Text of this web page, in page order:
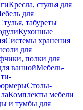
Кресла, стулья для
для
табуреты
Кухонные
Системы хранения
для
полки для
ваннойМебель-
Столы-
Комплекты мебели
и тумбы для